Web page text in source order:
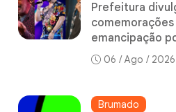
Prefeitura
emancipação
06 / Ago /
Brumado